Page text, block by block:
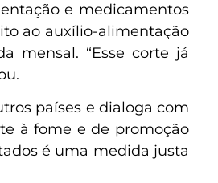
e medicamentos
ao auxílio-alimentação
mensal. “Esse corte já
países e dialoga com
à fome e de promoção
é uma medida justa